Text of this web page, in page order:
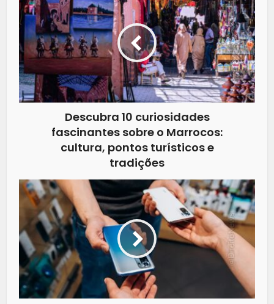
Descubra 10 curiosidades
fascinantes sobre o Marrocos:
cultura, pontos turísticos e
tradições